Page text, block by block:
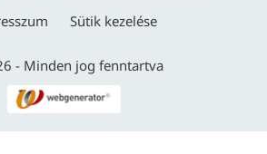
- Minden jog fenntartva
Sütik kezelése